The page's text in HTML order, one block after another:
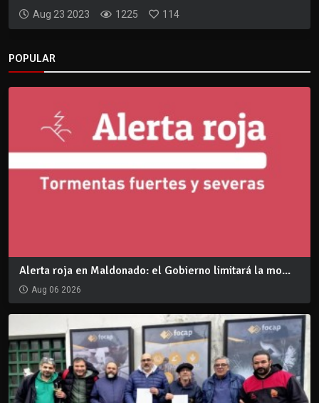
Aug 23 2023 1225 114
POPULAR
Alerta roja en Maldonado: el Gobierno limitará la mo...
Aug 06 2026